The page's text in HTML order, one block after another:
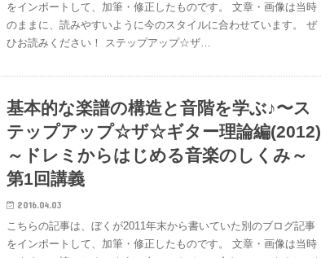
をインポートして、加筆・修正したものです。 文章・画像は当時
のままに、読みやすいように今のスタイルに合わせています。 ぜ
ひお読みください！ ステップアップ☆ザ…
基本的な楽譜の構造と音階を学ぶ♪〜ス
テップアップ☆ザ☆ギター理論編(2012)
～ドレミからはじめる音楽のしくみ～
第1回講義
2016.04.03
こちらの記事は、ぼくが2011年末から書いていた別のブログ記事
をインポートして、加筆・修正したものです。 文章・画像は当時